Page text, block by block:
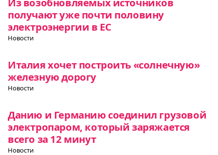
получают уже почти половину
электроэнергии в ЕС
Новости
Италия хочет построить «солнечную»
железную дорогу
Новости
Данию и Германию соединил грузовой
электропаром, который заряжается
всего за 12 минут
Новости